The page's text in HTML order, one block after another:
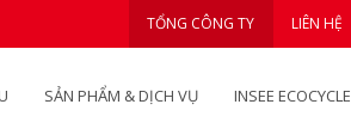
TỔNG CÔNG TY LIÊN HỆ
SẢN PHẨM & DỊCH VỤ INSEE ECOCYCLE